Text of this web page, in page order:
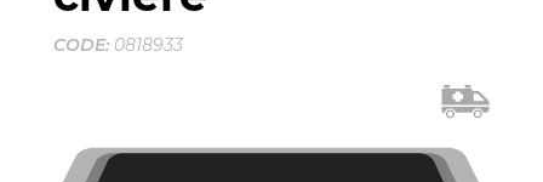
CODE: 0818933